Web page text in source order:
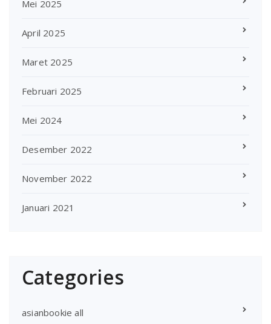
Mei 2025
April 2025
Maret 2025
Februari 2025
Mei 2024
Desember 2022
November 2022
Januari 2021
Categories
asianbookie all